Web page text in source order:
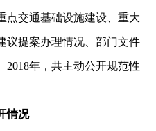
点交通基础设施建设、重大
议提案办理情况、部门文件
2018年，共主动公开规范性
情况